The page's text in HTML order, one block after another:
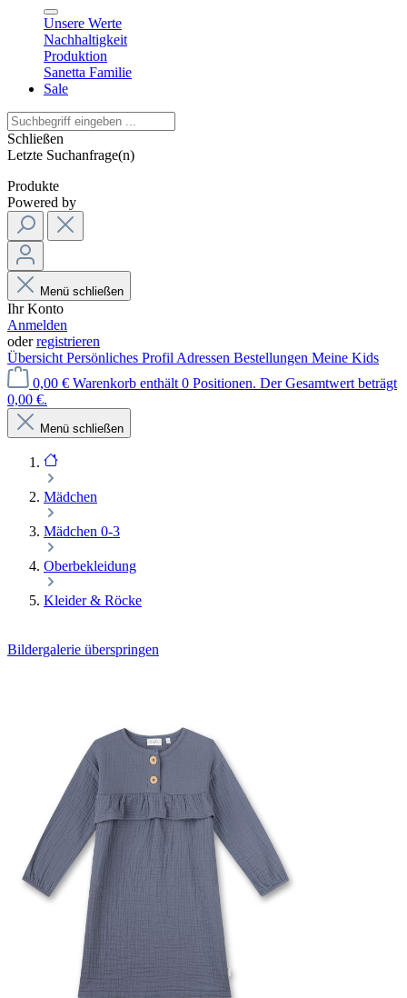
Unsere Werte
Nachhaltigkeit
Produktion
Sanetta Familie
Sale
Schließen
Letzte Suchanfrage(n)
Produkte
Powered by
Menü schließen
Ihr Konto
Anmelden
oderregistrieren
Übersicht Persönliches Profil Adressen Bestellungen Meine Kids
0,00 € Warenkorb enthält 0 Positionen. Der Gesamtwert beträgt
0,00 €.
Menü schließen
Mädchen
Mädchen 0-3
Oberbekleidung
Kleider & Röcke
Bildergalerie überspringen